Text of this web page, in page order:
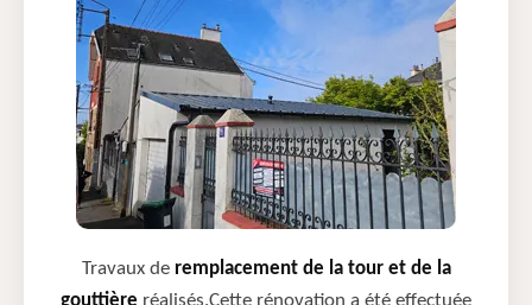
Travaux de remplacement de la tour et de la
gouttière réalisés.Cette rénovation a été effectuée